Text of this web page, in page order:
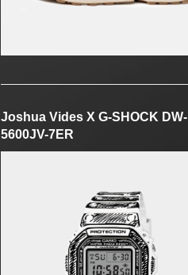
Joshua Vides X G-SHOCK DW-
5600JV-7ER